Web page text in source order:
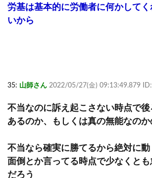
労基は基本的に労働者に何かして
いから
35: 山師さん 2022/05/27(金) 09:13:49.879
不当なのに訴え起こさない時点で
あるのか、もしくは真の無能なの
不当なら確実に勝てるから絶対に
面倒とか言ってる時点で少なくと
だろう